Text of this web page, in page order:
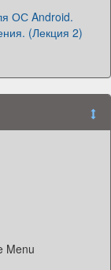
ОС Android.
(Лекция 2)
Menu